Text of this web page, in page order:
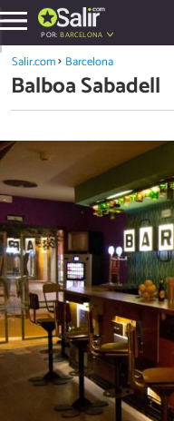
POR:BARCELONA
Salir.com Barcelona
Balboa Sabadell